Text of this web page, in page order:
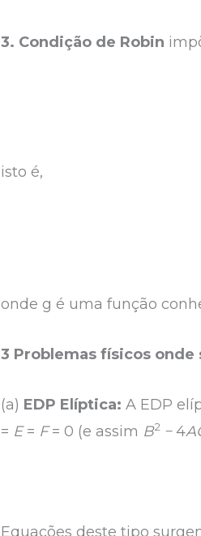
3. Condição de Robin
isto é,
onde g é uma função
3 Problemas físicos onde
(a) EDP Elíptica:A EDP
= E= F= 0 (e assim B2 −4
Equações deste tipo